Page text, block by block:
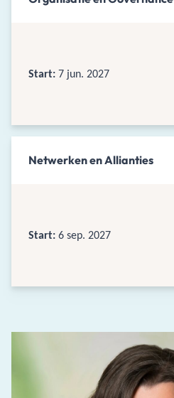
Start: 7 jun. 2027
Netwerken en Allianties
Start: 6 sep. 2027